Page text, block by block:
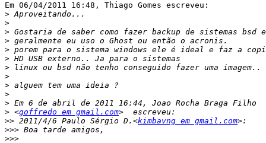
Em 06/04/2011 16:48, Thiago Gomes escreveu:
>
>
>
>
>
>
>
>
>
>
>
> <goffredo em gmail.com
>> 2011/4/6 Paulo Sérgio D.<kimbavng em gmail.com
>>>
>>>